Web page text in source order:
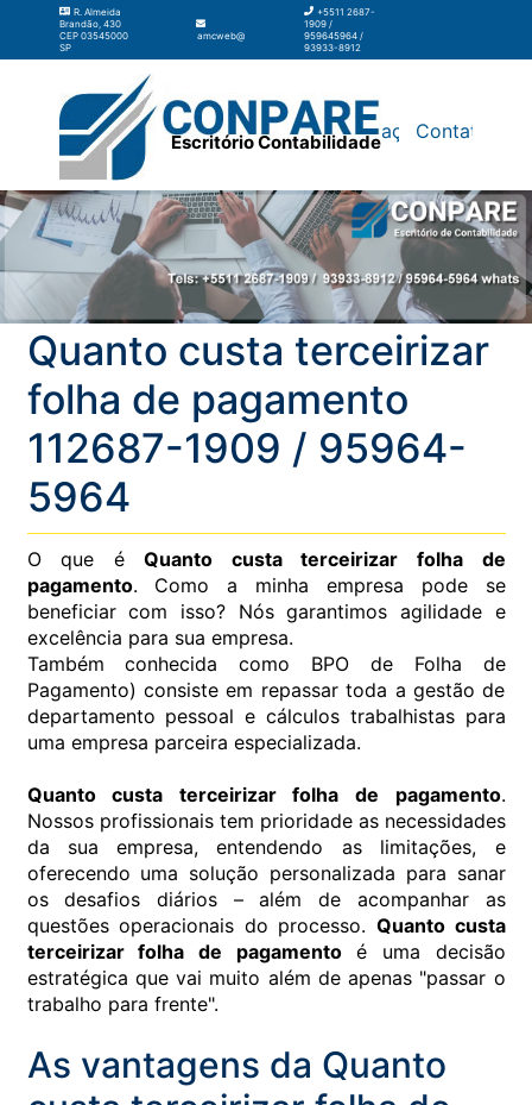
R. Almeida
Brandão, 430
CEP 03545000
SP
amcweb@amcweb.com.br
+5511 2687-
1909 /
959645964 /
93933-8912
Silos GalpãoContabilidadeTerceirizaçãoContato
Escritório Contabilidade
Quanto custa terceirizar
folha de pagamento
112687-1909 / 95964-
5964
O que éQuanto custa terceirizar folha de
pagamento. Como a minha empresa pode se
beneficiar com isso? Nós garantimos agilidade e
excelência para sua empresa.
Também conhecida como BPO de Folha de
Pagamento) consiste em repassar toda a gestão de
departamento pessoal e cálculos trabalhistas para
uma empresa parceira especializada.
Quanto custa terceirizar folha de pagamento.
Nossos profissionais tem prioridade as necessidades
da sua empresa, entendendo as limitações, e
oferecendo uma solução personalizada para sanar
os desafios diários – além de acompanhar as
questões operacionais do processo. Quanto custa
terceirizar folha de pagamentoé uma decisão
estratégica que vai muito além de apenas "passar o
trabalho para frente".
As vantagens da Quanto